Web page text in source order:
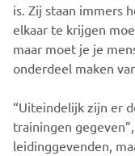
is. Zij staan immers
elkaar te krijgen
maar moet je je
onderdeel maken
“Uiteindelijk zijn er
trainingen
leidinggevenden,